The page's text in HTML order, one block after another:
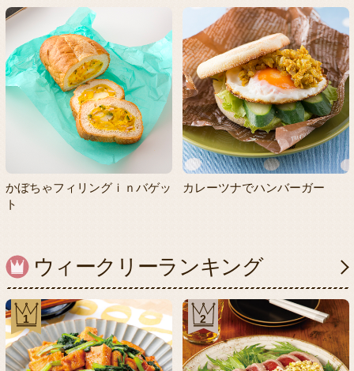
かぼちゃフィリングｉｎバゲッ
ト
カレーツナでハンバーガー
ウィークリーランキング
1 2